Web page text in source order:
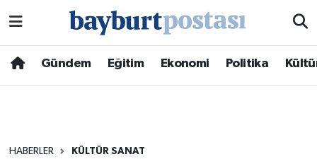
Gündem Eğitim Ekonomi Politika
HABERLER KÜLTÜR SANAT
Hava Durumu